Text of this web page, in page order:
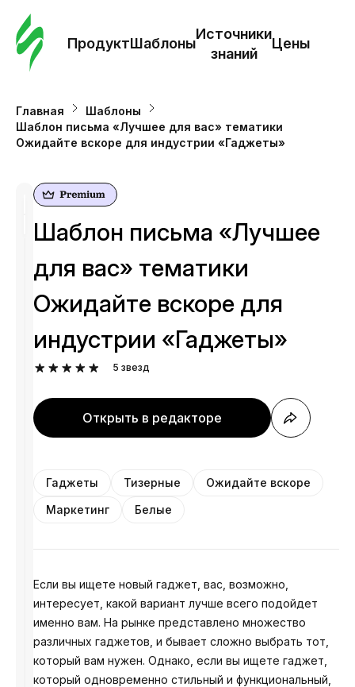
ПродуктШаблоны
Источники
знаний
Цены
Главная
Шаблоны
Шаблон письма «Лучшее для вас» тематики
Ожидайте вскоре для индустрии «Гаджеты»
Шаблон письма «Лучшее
для вас» тематики
Ожидайте вскоре для
индустрии «Гаджеты»
5 звезд
Открыть в редакторе
Гаджеты Тизерные
Ожидайте вскоре
Маркетинг
Белые
Если вы ищете новый гаджет, вас, возможно,
интересует, какой вариант лучше всего подойдет
именно вам. На рынке представлено множество
различных гаджетов, и бывает сложно выбрать тот,
который вам нужен. Однако, если вы ищете гаджет,
который одновременно стильный и функциональный,